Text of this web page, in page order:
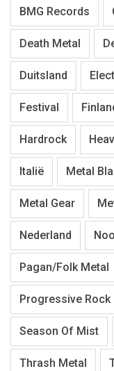
BMG Records
Death Metal
Duitsland
Festival
Hardrock
Italië Metal
Metal Gear
Nederland
Pagan/Folk Metal
Progressive Rock
Season Of Mist
Thrash Metal